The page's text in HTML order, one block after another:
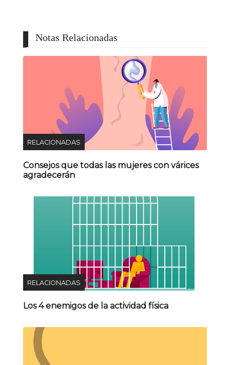
Notas Relacionadas
RELACIONADAS
Consejos que todas las mujeres con várices
agradecerán
RELACIONADAS
Los 4 enemigos de la actividad física